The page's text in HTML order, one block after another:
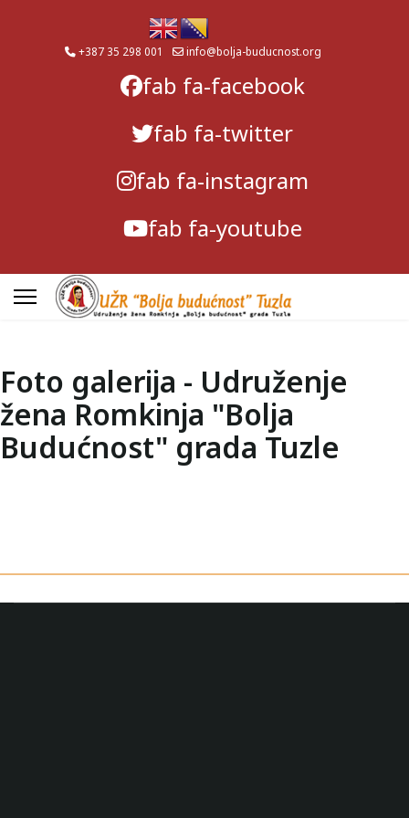
+387 35 298 001 info@bolja-buducnost.org
fab fa-facebook
fab fa-twitter
fab fa-instagram
fab fa-youtube
Foto galerija - Udruženje
žena Romkinja "Bolja
Budućnost" grada Tuzle